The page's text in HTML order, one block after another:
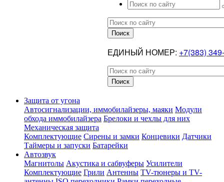
ЕДИНЫЙ НОМЕР: +7(383)
Защита от угона
Автосигнализации, иммобилайзеры, маяки Модули
обхода иммобилайзера Брелоки и чехлы для них
Механическая защита
Комплектующие Сирены и замки Концевики Датчики
Таймеры и запуски Батарейки
Автозвук
Магнитолы Акустика и сабвуферы Усилители
Комплектующие Грили Антенны TV-тюнеры и TV-